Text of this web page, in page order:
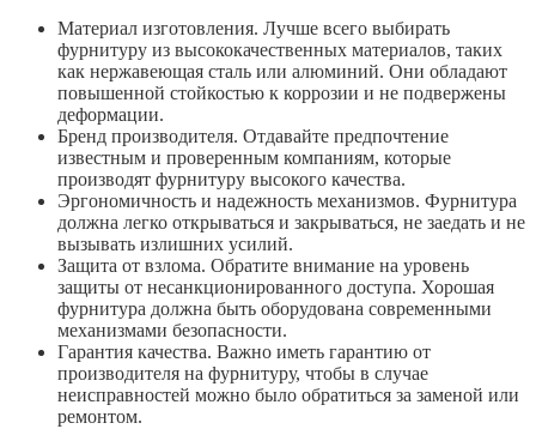
Материал изготовления. Лучше всего выбирать
фурнитуру из высококачественных материалов, таких
как нержавеющая сталь или алюминий. Они обладают
повышенной стойкостью к коррозии и не подвержены
деформации.
Бренд производителя. Отдавайте предпочтение
известным и проверенным компаниям, которые
производят фурнитуру высокого качества.
Эргономичность и надежность механизмов. Фурнитура
должна легко открываться и закрываться, не заедать и не
вызывать излишних усилий.
Защита от взлома. Обратите внимание на уровень
защиты от несанкционированного доступа. Хорошая
фурнитура должна быть оборудована современными
механизмами безопасности.
Гарантия качества. Важно иметь гарантию от
производителя на фурнитуру, чтобы в случае
неисправностей можно было обратиться за заменой или
ремонтом.